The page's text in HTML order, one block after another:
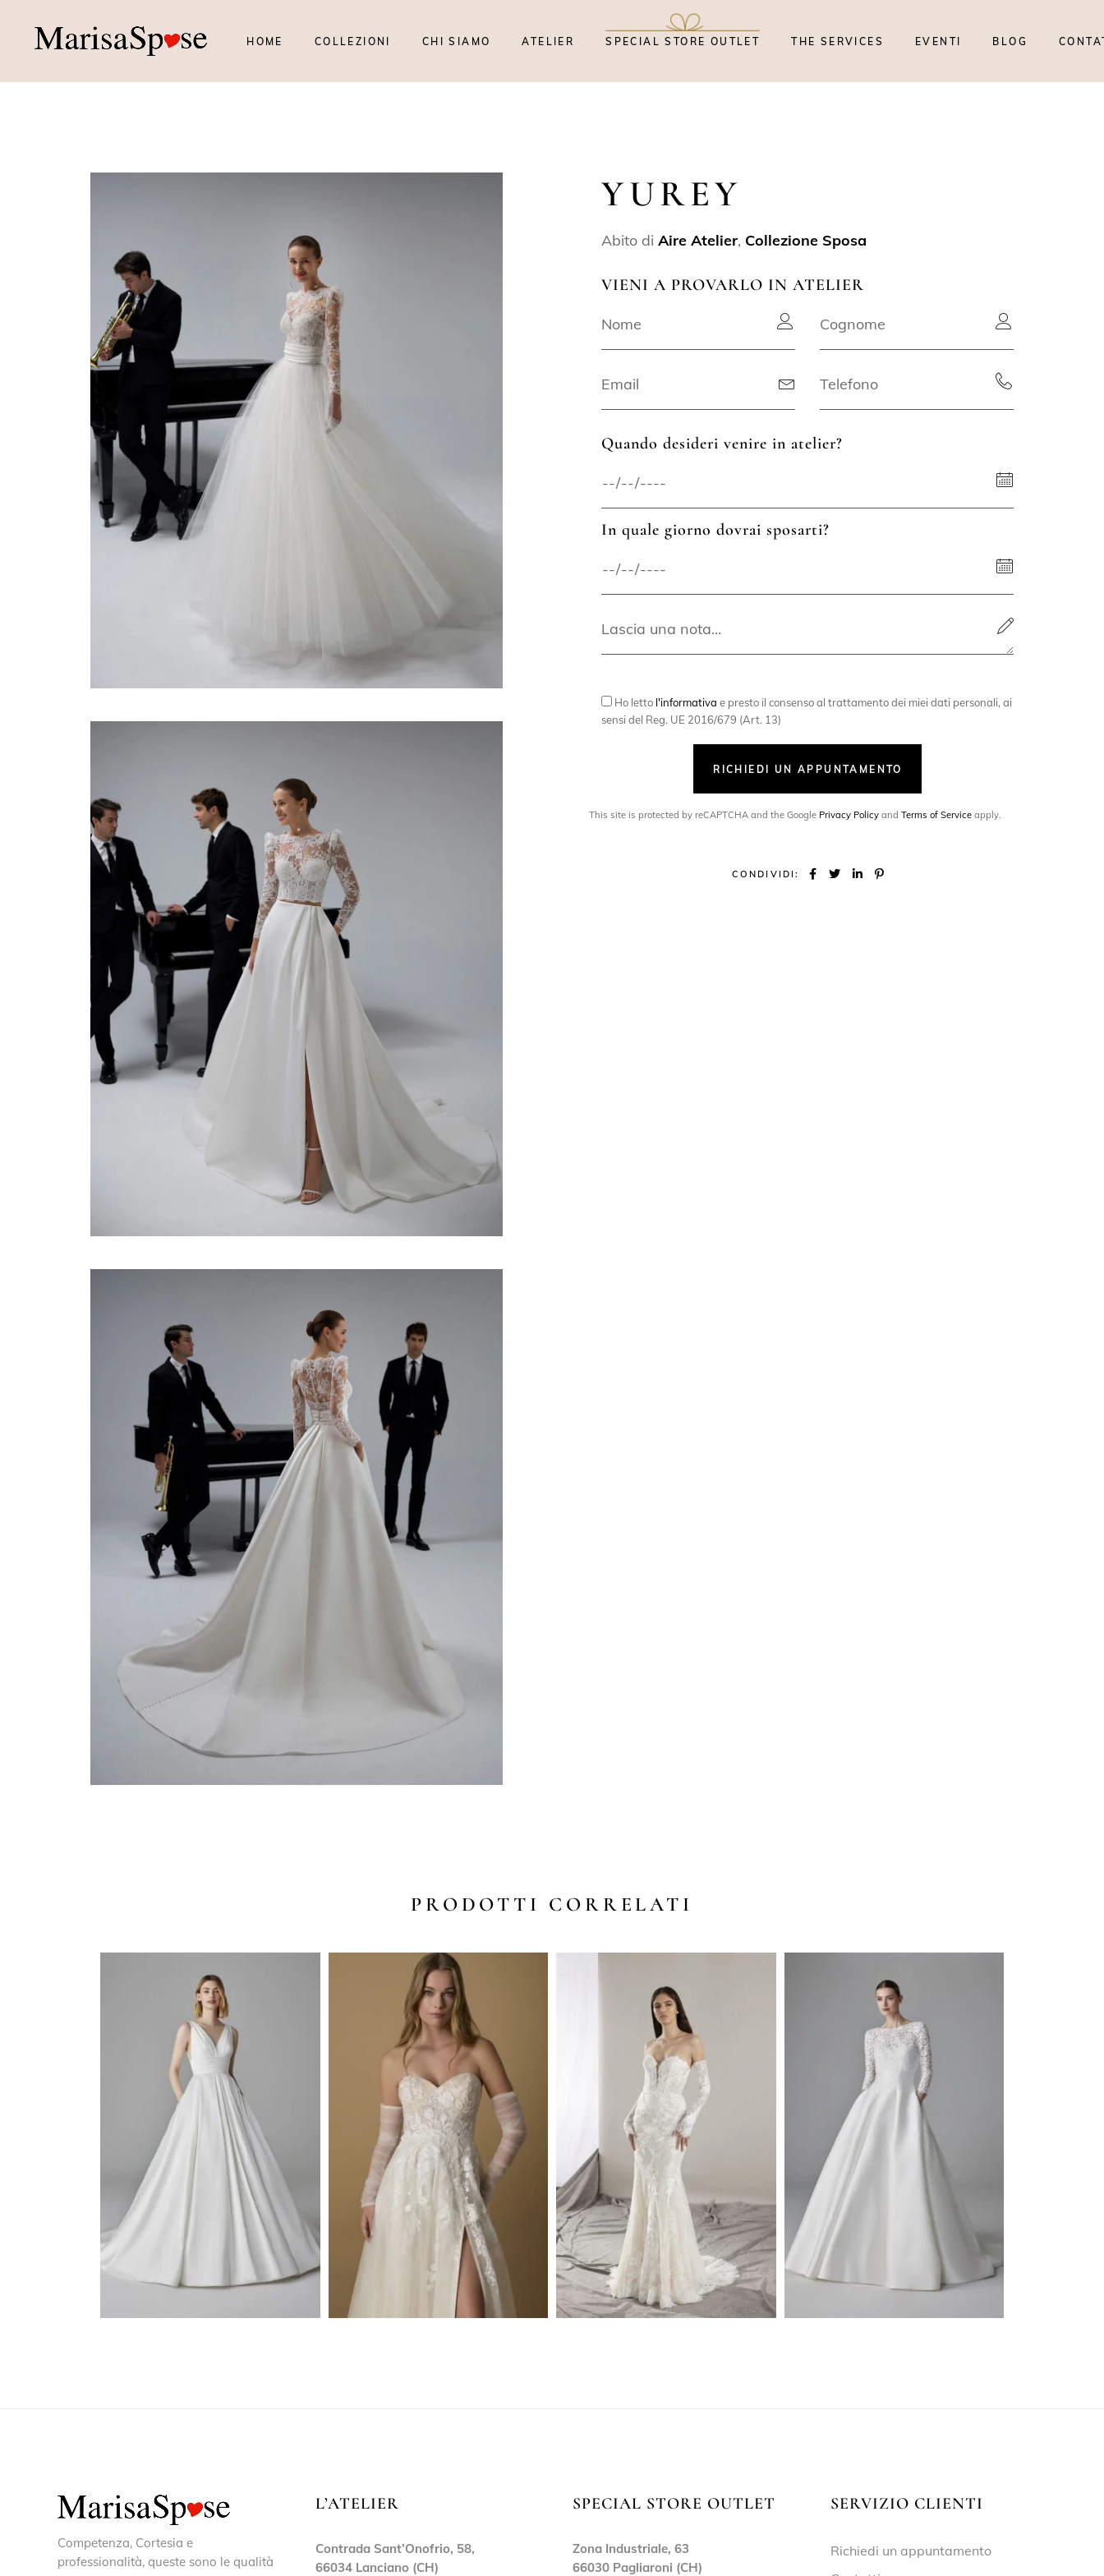
HOME COLLEZIONI CHI SIAMO ATELIER SPECIAL STORE OUTLET THE SERVICES EVENTI BLOG
YUREY
Abito di Aire Atelier, Collezione Sposa
VIENI A PROVARLO IN ATELIER
Quando desideri venire in atelier?
In quale giorno dovrai sposarti?
Ho letto l'informativa e presto il consenso al trattamento dei miei dati personali, ai
sensi del Reg. UE 2016/679 (Art. 13)
RICHIEDI UN APPUNTAMENTO
This site is protected by reCAPTCHA and the Google Privacy Policy and Terms of Service apply.
CONDIVIDI:
PRODOTTI CORRELATI
Competenza, Cortesia e
professionalità, queste sono le qualità
L’ATELIER
Contrada Sant’Onofrio, 58,
66034 Lanciano (CH)
SPECIAL STORE OUTLET
Zona Industriale, 63
66030 Pagliaroni (CH)
SERVIZIO CLIENTI
Richiedi un appuntamento